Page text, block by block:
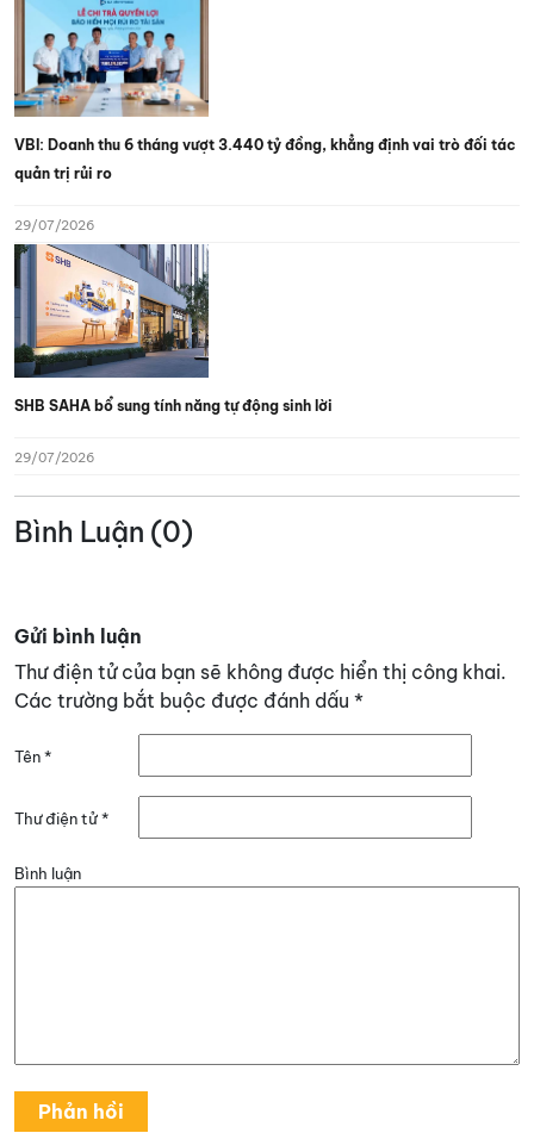
VBI: Doanh thu 6 tháng vượt 3.440 tỷ đồng, khẳng định vai trò đối tác
quản trị rủi ro
29/07/2026
SHB SAHA bổ sung tính năng tự động sinh lời
29/07/2026
Bình Luận (0)
Gửi bình luận
Thư điện tử của bạn sẽ không được hiển thị công khai.
Các trường bắt buộc được đánh dấu *
Tên*
Thư điện tử*
Bình luận